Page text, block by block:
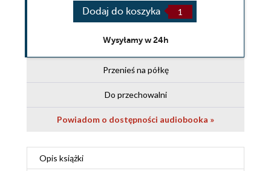
Dodaj do koszyka
Wysyłamy w 24h
Przenieś na półkę
Do przechowalni
Powiadom o dostępności audiobooka »
Opis książki